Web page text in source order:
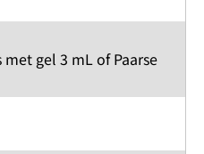
gel 3 mL of Paarse